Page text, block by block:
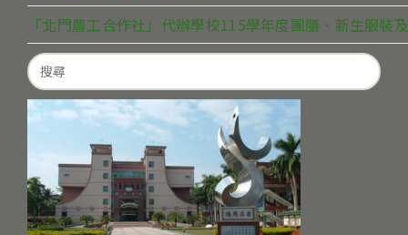
「北門農工合作社」代辦學校115學年度團膳、新生服裝
Search
for: